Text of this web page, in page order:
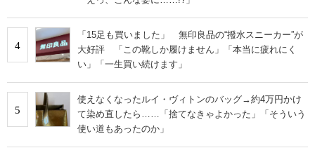
4
「15足も買いました」 無印良品の“撥水スニーカー”が
大好評 「この靴しか履けません」「本当に疲れにく
い」「一生買い続けます」
5
使えなくなったルイ・ヴィトンのバッグ→約4万円かけ
て染め直したら……「捨てなきゃよかった」「そういう
使い道もあったのか」